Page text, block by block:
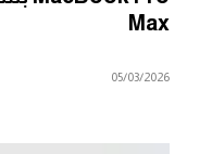
Max
05/03/2026